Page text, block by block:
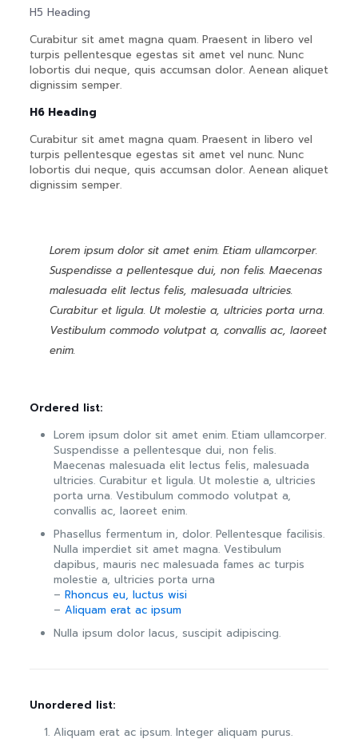
H5 Heading
Curabitur sit amet magna quam. Praesent in libero vel
turpis pellentesque egestas sit amet vel nunc. Nunc
lobortis dui neque, quis accumsan dolor. Aenean aliquet
dignissim semper.
H6 Heading
Curabitur sit amet magna quam. Praesent in libero vel
turpis pellentesque egestas sit amet vel nunc. Nunc
lobortis dui neque, quis accumsan dolor. Aenean aliquet
dignissim semper.
Lorem ipsum dolor sit amet enim. Etiam ullamcorper.
Suspendisse a pellentesque dui, non felis. Maecenas
malesuada elit lectus felis, malesuada ultricies.
Curabitur et ligula. Ut molestie a, ultricies porta urna.
Vestibulum commodo volutpat a, convallis ac, laoreet
enim.
Ordered list:
Lorem ipsum dolor sit amet enim. Etiam ullamcorper.
Suspendisse a pellentesque dui, non felis.
Maecenas malesuada elit lectus felis, malesuada
ultricies. Curabitur et ligula. Ut molestie a, ultricies
porta urna. Vestibulum commodo volutpat a,
convallis ac, laoreet enim.
Phasellus fermentum in, dolor. Pellentesque facilisis.
Nulla imperdiet sit amet magna. Vestibulum
dapibus, mauris nec malesuada fames ac turpis
molestie a, ultricies porta urna
– Rhoncus eu, luctus wisi
– Aliquam erat ac ipsum
Nulla ipsum dolor lacus, suscipit adipiscing.
Unordered list:
Aliquam erat ac ipsum. Integer aliquam purus.